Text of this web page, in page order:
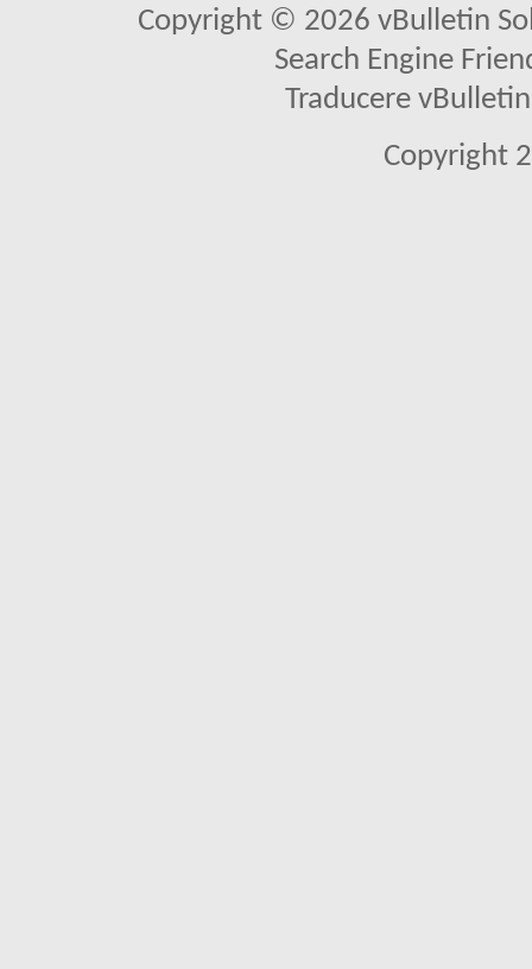
Copyright © 2026 vBulletin
Search Engine
Traducere
Copyright